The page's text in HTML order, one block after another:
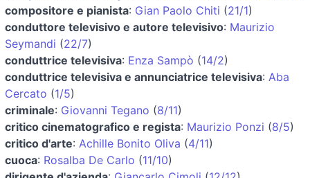
compositore e pianista: Gian Paolo Chiti (21/1)
conduttore televisivo e autore televisivo: Maurizio
Seymandi (22/7)
conduttrice televisiva: Enza Sampò (14/2)
conduttrice televisiva e annunciatrice televisiva: Aba
Cercato (1/5)
criminale: Giovanni Tegano (8/11)
critico cinematografico e regista: Maurizio Ponzi (8/5)
critico d'arte: Achille Bonito Oliva (4/11)
cuoca: Rosalba De Carlo (11/10)